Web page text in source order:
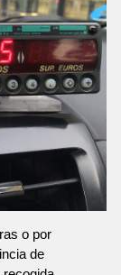
o por
de